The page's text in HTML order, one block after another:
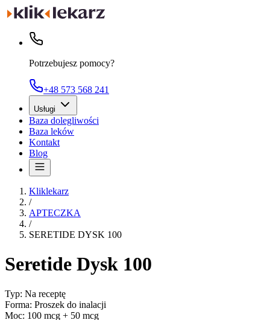
Potrzebujesz pomocy?
+48 573 568 241
Usługi
Baza dolegliwości
Baza leków
Kontakt
Blog
Kliklekarz
/
APTECZKA
/
SERETIDE DYSK 100
Seretide Dysk 100
Typ: Na receptę
Forma: Proszek do inalacji
Moc: 100 mcg + 50 mcg